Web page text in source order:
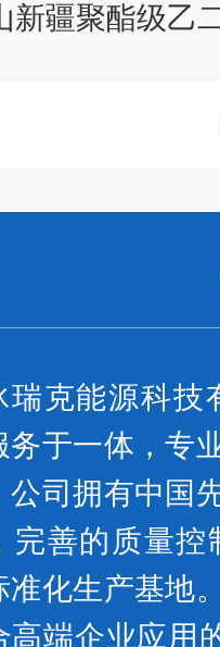
新疆聚酯级乙
瑞克能源科技
务于一体，专
公司拥有中国
完善的质量
准化生产基地
高端企业应用